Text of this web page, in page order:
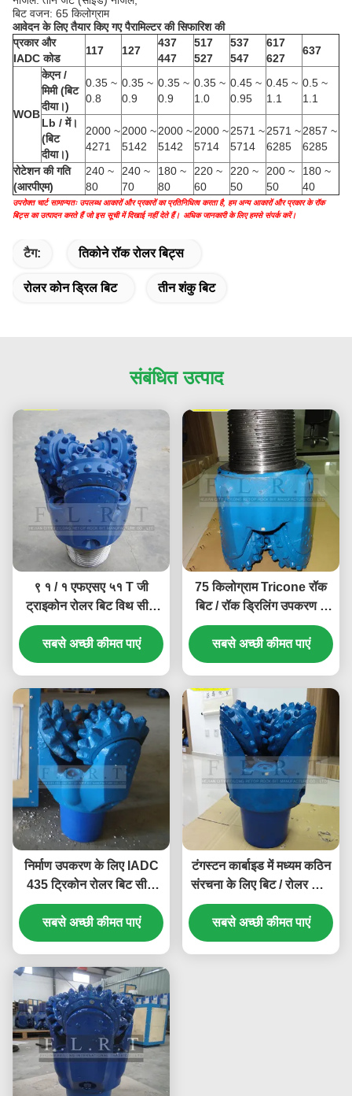
बिट वजन: 65 किलोग्राम
आवेदन के लिए तैयार किए गए पैरामिल्टर की सिफारिश की
प्रकार और
IADC कोड
117 127
437
447
517
527
537
547
617
627
637
WOB
केएन /
मिमी (बिट
दीया।)
0.35 ~
0.8
0.35 ~
0.9
0.35 ~
0.9
0.35 ~
1.0
0.45 ~
0.95
0.45 ~
1.1
0.5 ~
1.1
Lb / में।
(बिट
दीया।)
2000 ~
4271
2000 ~
5142
2000 ~
5142
2000 ~
5714
2571 ~
5714
2571 ~
6285
2857 ~
6285
रोटेशन की गति
(आरपीएम)
240 ~
80
240 ~
70
180 ~
80
220 ~
60
220 ~
50
200 ~
50
180 ~
40
उपरोक्त चार्ट सामान्यतः उपलब्ध आकारों और प्रकारों का प्रतिनिधित्व करता है, हम अन्य आकारों और प्रकार के रॉक
बिट्स का उत्पादन करते हैं जो इस सूची में दिखाई नहीं देते हैं। अधिक जानकारी के लिए हमसे संपर्क करें।
टैग: तिकोने रॉक रोलर बिट्स
रोलर कोन ड्रिल बिट तीन शंकु बिट
संबंधित उत्पाद
९ १ / १ एफएसए ५१ T जी
ट्राइकोन रोलर बिट विथ सील
असर / जर्नल बेयरिंग
सबसे अच्छी कीमत पाएं
75 किलोग्राम Tricone रॉक
बिट / रॉक ड्रिलिंग उपकरण 9
1/2 "FSA517G खान ड्रिलिंग
के लिए
सबसे अच्छी कीमत पाएं
निर्माण उपकरण के लिए IADC
435 ट्रिकोन रोलर बिट सील
रोलर असर
सबसे अच्छी कीमत पाएं
टंगस्टन कार्बाइड में मध्यम कठिन
संरचना के लिए बिट / रोलर कोन
ड्रिल बिट डालें
सबसे अच्छी कीमत पाएं